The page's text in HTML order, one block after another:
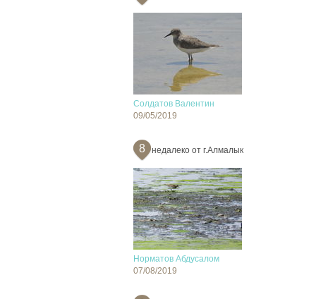
Солдатов Валентин
09/05/2019
8 недалеко от г.Алмалык
Норматов Абдусалом
07/08/2019